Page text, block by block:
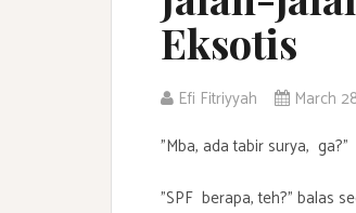
Eksotis
Efi Fitriyyah March
"Mba, ada tabir surya, ga?"
"SPF berapa, teh?" balas